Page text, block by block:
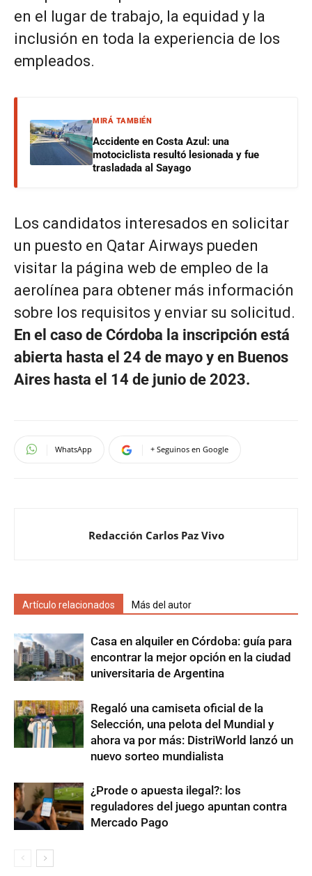
en el lugar de trabajo, la equidad y la
inclusión en toda la experiencia de los
empleados.
MIRÁ TAMBIÉN
Accidente en Costa Azul: una
motociclista resultó lesionada y fue
trasladada al Sayago
Los candidatos interesados en solicitar
un puesto en Qatar Airways pueden
visitar la página web de empleo de la
aerolínea para obtener más información
sobre los requisitos y enviar su solicitud.
En el caso de Córdoba la inscripción está
abierta hasta el 24 de mayo y en Buenos
Aires hasta el 14 de junio de 2023.
WhatsApp + Seguinos en Google
Redacción Carlos Paz Vivo
Artículo relacionados Más del autor
Casa en alquiler en Córdoba: guía para
encontrar la mejor opción en la ciudad
universitaria de Argentina
Regaló una camiseta oficial de la
Selección, una pelota del Mundial y
ahora va por más: DistriWorld lanzó un
nuevo sorteo mundialista
¿Prode o apuesta ilegal?: los
reguladores del juego apuntan contra
Mercado Pago